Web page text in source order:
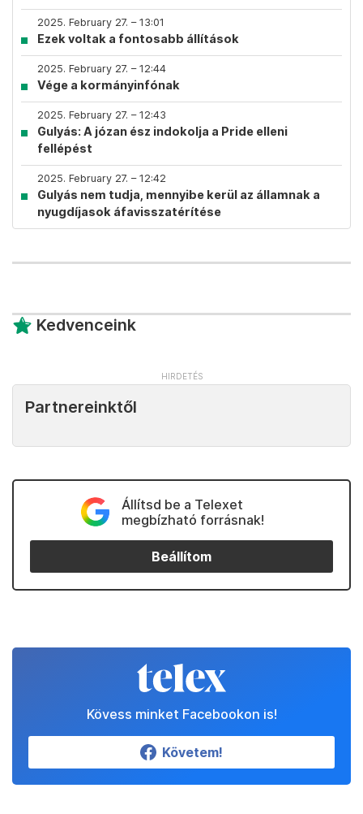
2025. February 27. – 13:01
Ezek voltak a fontosabb állítások
2025. February 27. – 12:44
Vége a kormányinfónak
2025. February 27. – 12:43
Gulyás: A józan ész indokolja a Pride elleni
fellépést
2025. February 27. – 12:42
Gulyás nem tudja, mennyibe kerül az államnak a
nyugdíjasok áfavisszatérítése
Kedvenceink
Partnereinktől
Állítsd be a Telexet
megbízható forrásnak!
Beállítom
Kövess minket Facebookon is!
Követem!